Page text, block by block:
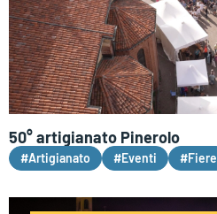
50° artigianato Pinerolo
#Artigianato #Eventi #Fiere